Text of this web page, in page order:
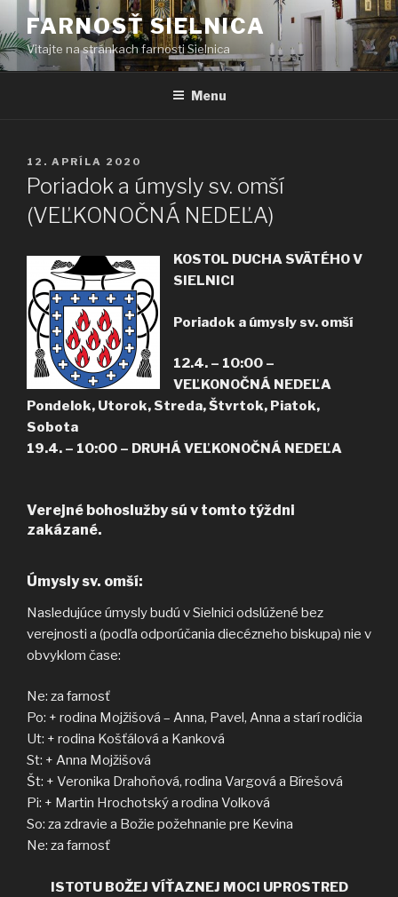
Prejsť
na
obsah
FARNOSŤ SIELNICA
Vitajte na stránkach farnosti Sielnica
Menu
PUBLIKOVANÉ
12. APRÍLA 2020
Poriadok a úmysly sv. omší
(VEĽKONOČNÁ NEDEĽA)
KOSTOL DUCHA SVÄTÉHO V
SIELNICI
Poriadok a úmysly sv. omší
12.4. – 10:00 –
VEĽKONOČNÁ NEDEĽA
Pondelok, Utorok, Streda, Štvrtok, Piatok,
Sobota
19.4. – 10:00 – DRUHÁ VEĽKONOČNÁ NEDEĽA
Verejné bohoslužby sú v tomto týždni
zakázané.
Úmysly sv. omší:
Nasledujúce úmysly budú v Sielnici odslúžené bez
verejnosti a (podľa odporúčania diecézneho biskupa) nie v
obvyklom čase:
Ne: za farnosť
Po: + rodina Mojžišová – Anna, Pavel, Anna a starí rodičia
Ut: + rodina Košťálová a Kanková
St: + Anna Mojžišová
Št: + Veronika Drahoňová, rodina Vargová a Bírešová
Pi: + Martin Hrochotský a rodina Volková
So: za zdravie a Božie požehnanie pre Kevina
Ne: za farnosť
ISTOTU BOŽEJ VÍŤAZNEJ MOCI UPROSTRED